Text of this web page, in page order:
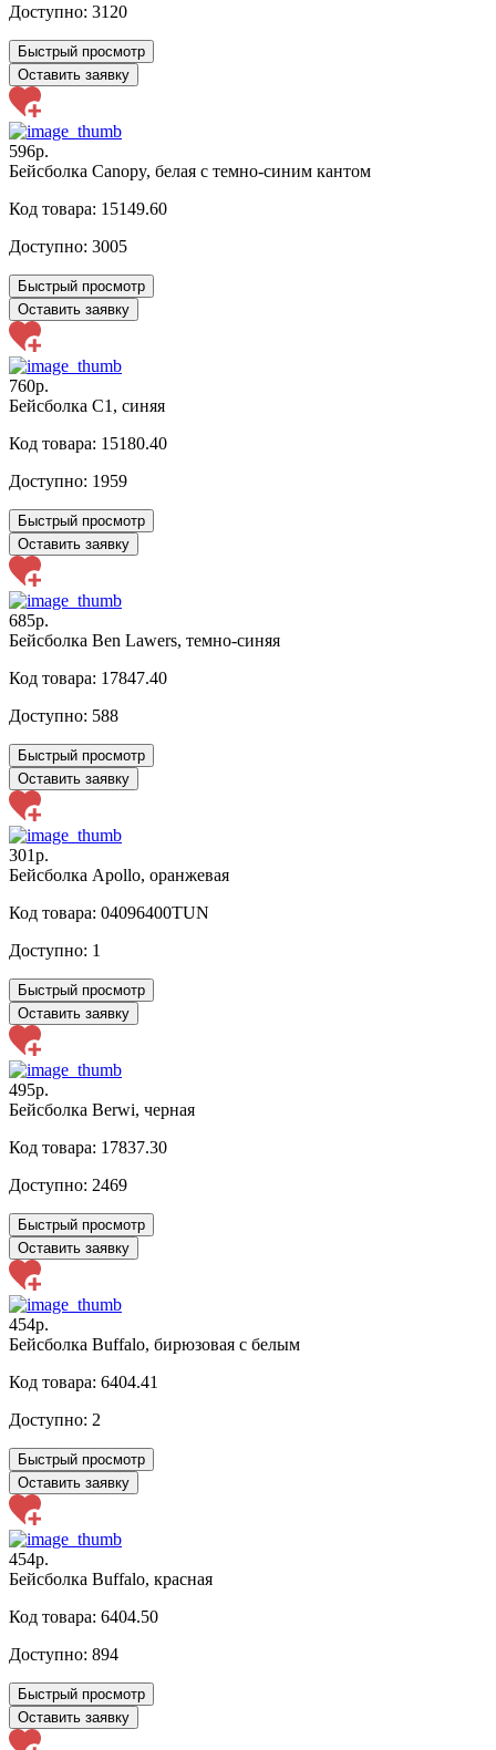
Доступно: 3120
Быстрый просмотр
Оставить заявку
596р.
Бейсболка Canopy, белая с темно-синим кантом
Код товара: 15149.60
Доступно: 3005
Быстрый просмотр
Оставить заявку
760р.
Бейсболка C1, синяя
Код товара: 15180.40
Доступно: 1959
Быстрый просмотр
Оставить заявку
685р.
Бейсболка Ben Lawers, темно-синяя
Код товара: 17847.40
Доступно: 588
Быстрый просмотр
Оставить заявку
301р.
Бейсболка Apollo, оранжевая
Код товара: 04096400TUN
Доступно: 1
Быстрый просмотр
Оставить заявку
495р.
Бейсболка Berwi, черная
Код товара: 17837.30
Доступно: 2469
Быстрый просмотр
Оставить заявку
454р.
Бейсболка Buffalo, бирюзовая с белым
Код товара: 6404.41
Доступно: 2
Быстрый просмотр
Оставить заявку
454р.
Бейсболка Buffalo, красная
Код товара: 6404.50
Доступно: 894
Быстрый просмотр
Оставить заявку